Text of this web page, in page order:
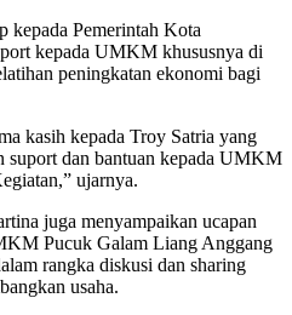
kepada Pemerintah Kota
kepada UMKM khususnya di
peningkatan ekonomi bagi
kasih kepada Troy Satria yang
suport dan bantuan kepada UMKM
ujarnya.
juga menyampaikan ucapan
Pucuk Galam Liang Anggang
rangka diskusi dan sharing
usaha.